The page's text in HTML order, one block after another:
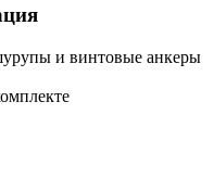
и винтовые анкеры